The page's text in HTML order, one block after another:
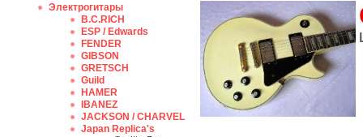
Электрогитары
B.C.RICH
ESP / Edwards
FENDER
GIBSON
GRETSCH
Guild
HAMER
IBANEZ
JACKSON / CHARVEL
Japan Replica's